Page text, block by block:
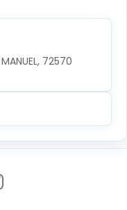
72570